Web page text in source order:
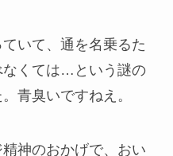
いて、通を名乗るた
なくては…という謎の
青臭いですねえ。
神のおかげで、おい